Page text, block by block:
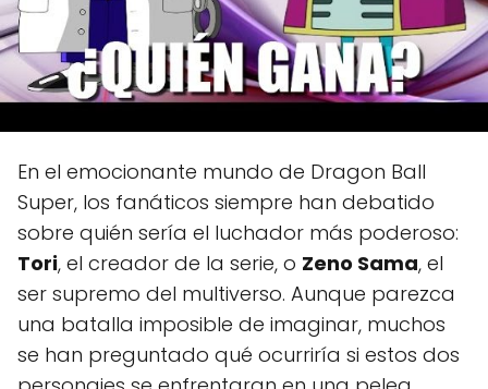
En el emocionante mundo de Dragon Ball
Super, los fanáticos siempre han debatido
sobre quién sería el luchador más poderoso:
Tori, el creador de la serie, o Zeno Sama, el
ser supremo del multiverso. Aunque parezca
una batalla imposible de imaginar, muchos
se han preguntado qué ocurriría si estos dos